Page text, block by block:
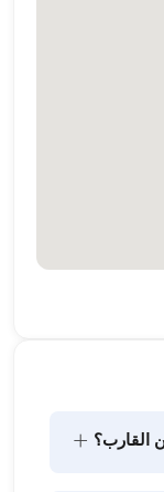
القارب؟ +